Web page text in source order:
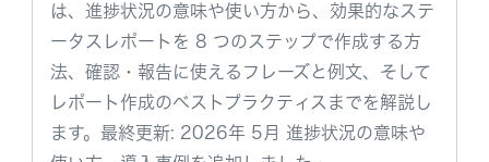
は、進捗状況の意味や使い方から、効果的なステ
ータスレポートを 8 つのステップで作成する方
法、確認・報告に使えるフレーズと例文、そして
レポート作成のベストプラクティスまでを解説し
ます。最終更新: 2026年 5月 進捗状況の意味や